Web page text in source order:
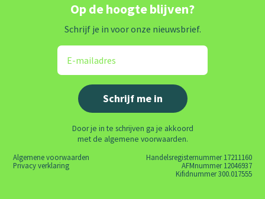
Op de hoogte blijven?
Schrijf je in voor onze nieuwsbrief.
Door je in te schrijven ga je akkoord
met de algemene voorwaarden.
Algemene voorwaarden
Privacy verklaring
Handelsregisternummer 17211160
AFMnummer 12046937
Kifidnummer 300.017555